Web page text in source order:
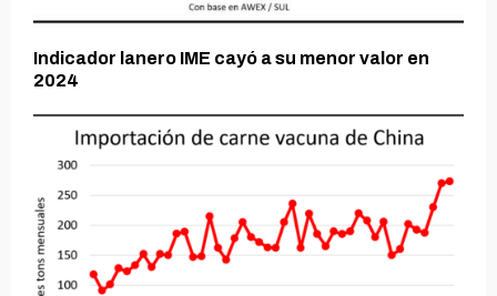
Indicador lanero IME cayó a su menor valor en
2024